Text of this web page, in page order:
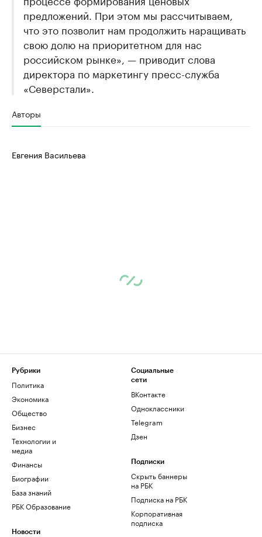
предложений. При этом мы рассчитываем,
что это позволит нам продолжить наращивать
свою долю на приоритетном для нас
российском рынке», — приводит слова
директора по маркетингу пресс-служба
«Северстали».
Авторы
Евгения Васильева
Рубрики
Политика
Экономика
Общество
Бизнес
Технологии и
медиа
Финансы
Биографии
База знаний
РБК Образование
Новости
Социальные
сети
ВКонтакте
Одноклассники
Telegram
Дзен
Подписки
Скрыть баннеры
на РБК
Подписка на РБК
Корпоративная
подписка